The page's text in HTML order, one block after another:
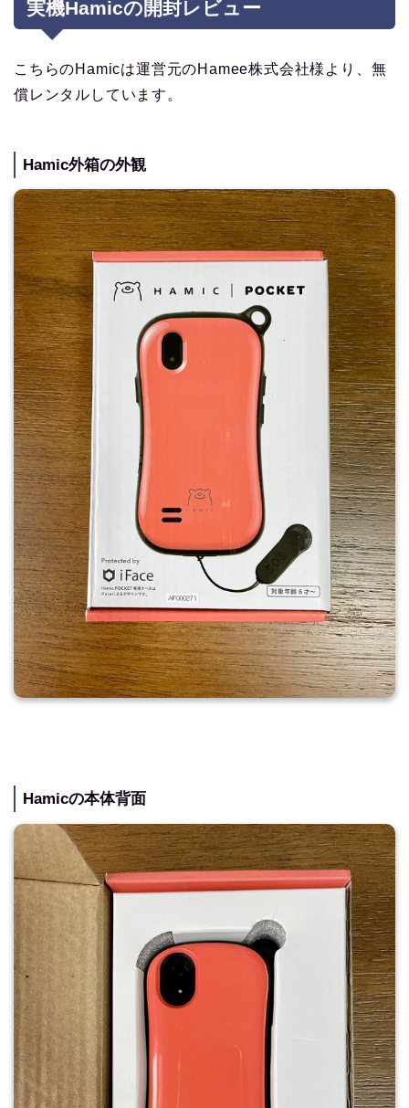
実機Hamicの開封レビュー
こちらのHamicは運営元のHamee株式会社様より、無
償レンタルしています。
Hamic外箱の外観
Hamicの本体背面